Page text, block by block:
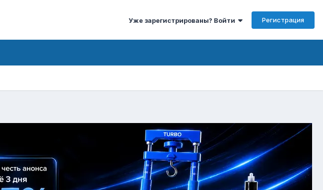
Уже зарегистрированы? Войти Регистрация